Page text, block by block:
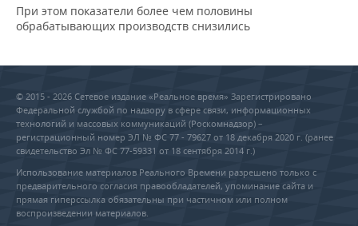
При этом показатели более чем половины
обрабатывающих производств снизились
© 2015 - 2026 Сетевое издание «Реальное время» Зарегистрировано
Федеральной службой по надзору в сфере связи, информационных
технологий и массовых коммуникаций (Роскомнадзор) –
регистрационный номер ЭЛ № ФС 77 - 79627 от 18 декабря 2020 г. (ранее
свидетельство Эл № ФС 77-59331 от 18 сентября 2014 г.)
Использование материалов Реального Времени разрешено только с
предварительного согласия правообладателей, упоминание сайта и
прямая гиперссылка обязательны при частичном или полном
воспроизведении материалов.